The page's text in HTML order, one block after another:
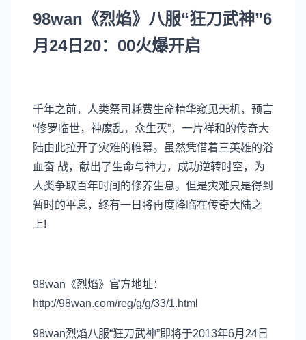
98wan《烈焰》八服“狂刀武神”6
月24日 20：00火爆开启
千年之前，人类祭司耗费生命精华窥见天机，预言
“修罗临世，神魔乱，众生灭”，一片祥和的传奇大
陆由此拉开了灾难的帷幕。虽然凭借着三英雄的浴
血奋 战，献出了生命与神力，成功逆转时空，为
人类争取百年时间的修养生息。但是灾难只是得到
暂时的平息，终有一日将再度降临在传奇大陆之
上!
98wan《烈焰》官方地址：
http://98wan.com/reg/g/g/33/1.html
98wan烈焰八服“狂刀武神”即将于2013年6月24日